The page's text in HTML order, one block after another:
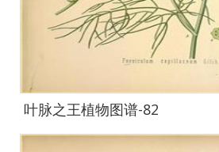
叶脉之王植物图谱-82